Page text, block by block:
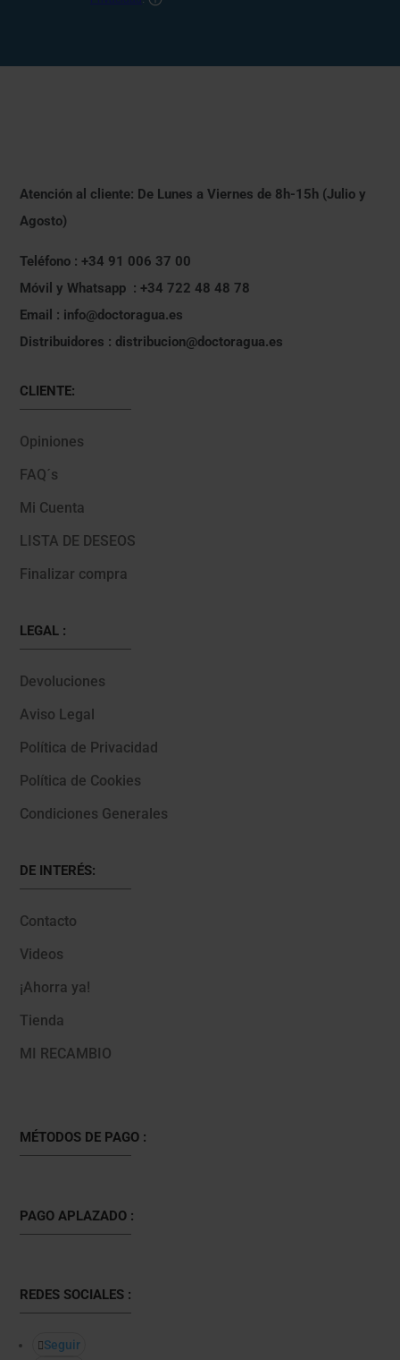
Atención al cliente: De Lunes a Viernes de 8h-15h (Julio y
Agosto)
Teléfono : +34 91 006 37 00
Móvil y Whatsapp : +34 722 48 48 78
Email : info@doctoragua.es
Distribuidores : distribucion@doctoragua.es
CLIENTE:
Opiniones
FAQ´s
Mi Cuenta
LISTA DE DESEOS
Finalizar compra
LEGAL :
Devoluciones
Aviso Legal
Política de Privacidad
Política de Cookies
Condiciones Generales
DE INTERÉS:
Contacto
Videos
¡Ahorra ya!
Tienda
MI RECAMBIO
MÉTODOS DE PAGO :
PAGO APLAZADO :
REDES SOCIALES :
Seguir